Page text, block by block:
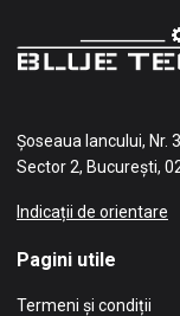
Șoseaua Iancului, Nr.
Sector 2, București,
Indicații de orientare
Pagini utile
Termeni și condiții